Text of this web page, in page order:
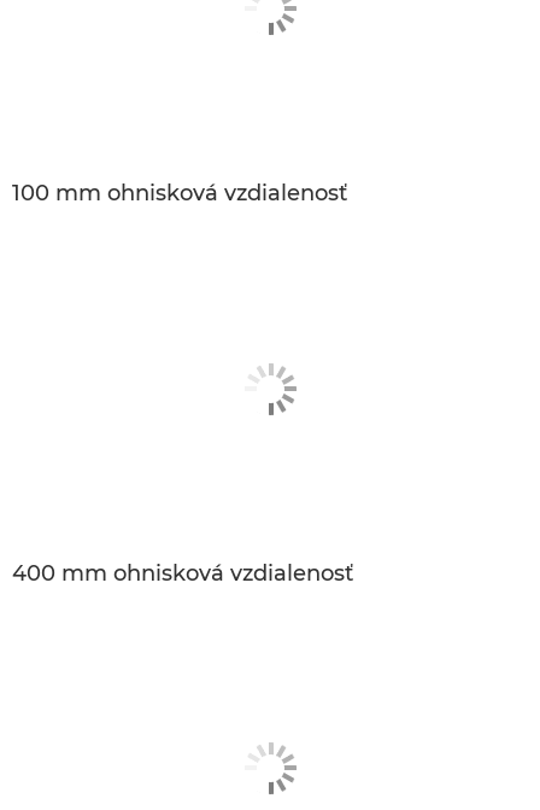
100 mm ohnisková vzdialenosť
400 mm ohnisková vzdialenosť